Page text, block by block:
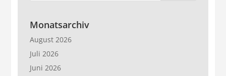
Monatsarchiv
August 2026
Juli 2026
Juni 2026